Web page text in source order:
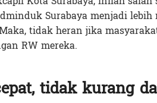
Surabaya menjadi
tidak heran jika
RW mereka.
tidak kurang